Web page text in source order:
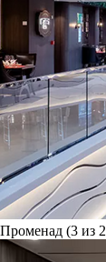
Променад (3 из